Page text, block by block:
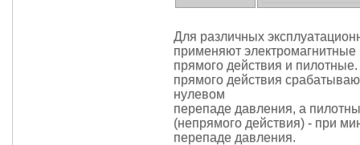
Для различных
применяют
прямого действия и
прямого действия
нулевом
перепаде давления, а
(непрямого действия) - при
перепаде давления.